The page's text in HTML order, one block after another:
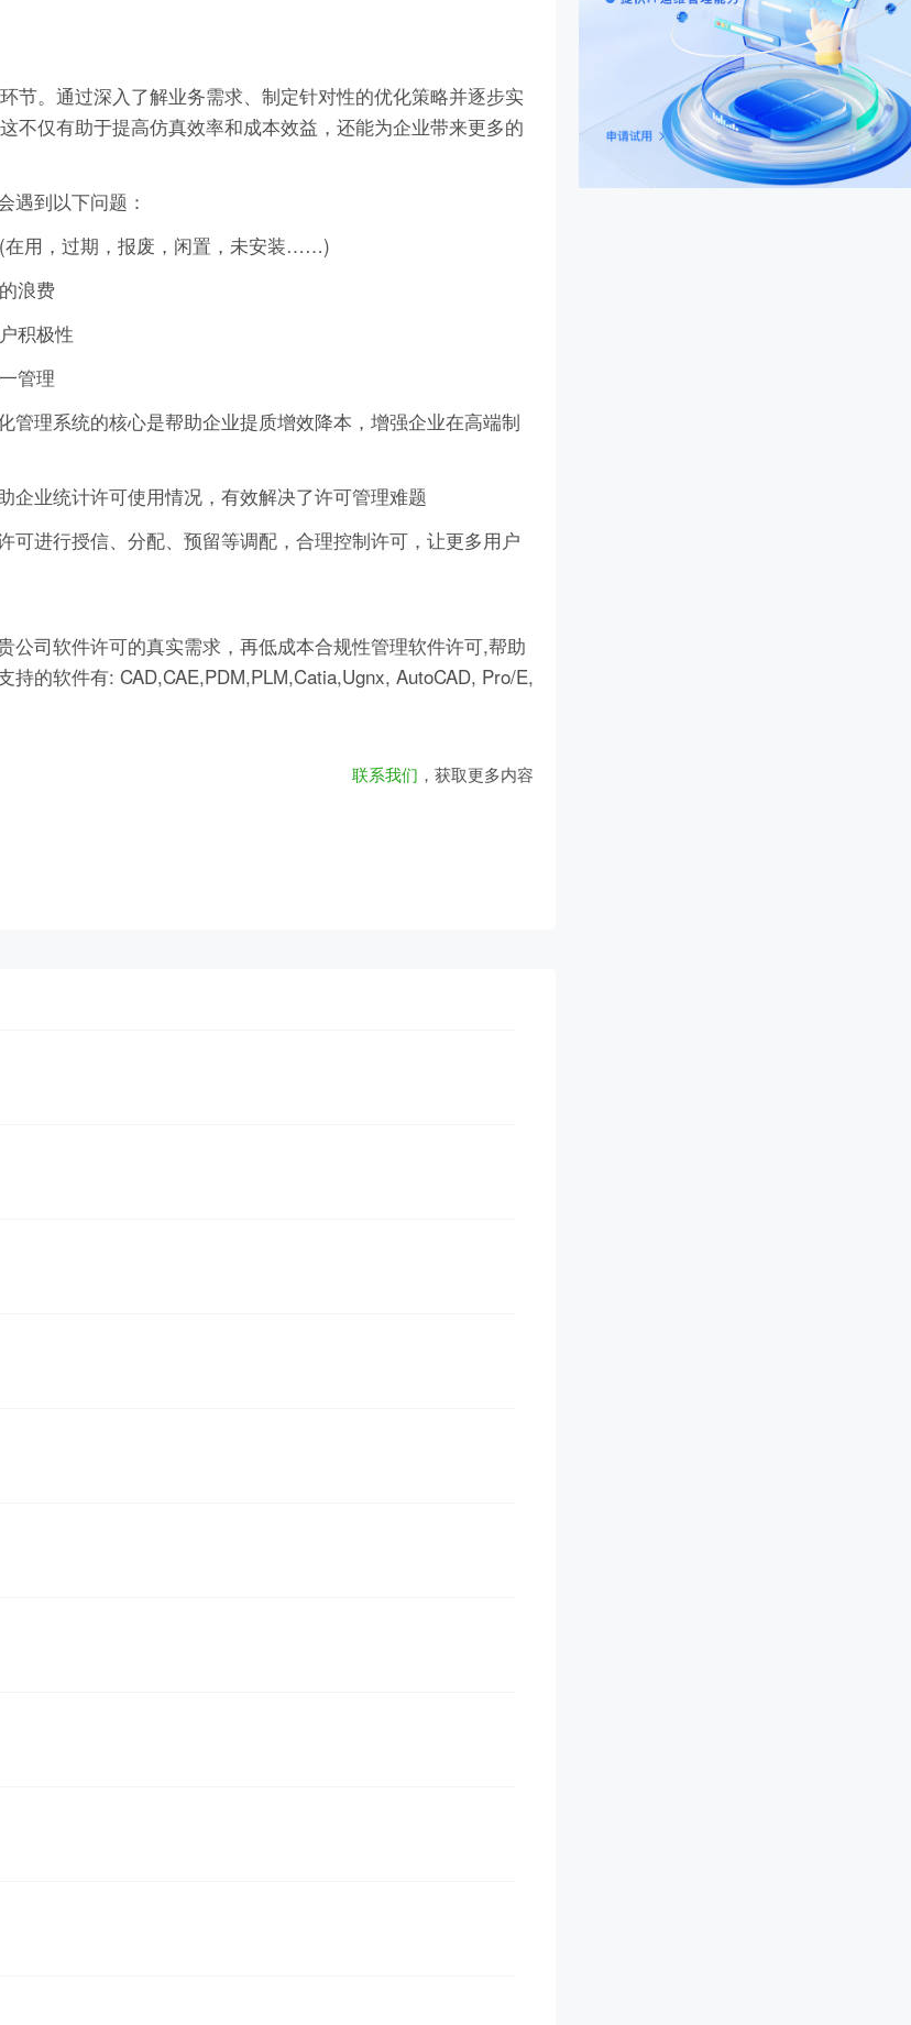
节。通过深入了解业务需求、制定针对性的优化策略并逐步实
不仅有助于提高仿真效率和成本效益，还能为企业带来更多的
遇到以下问题：
在用，过期，报废，闲置，未安装……)
浪费
积极性
管理
理系统的核心是帮助企业提质增效降本，增强企业在高端制
企业统计许可使用情况，有效解决了许可管理难题
进行授信、分配、预留等调配，合理控制许可，让更多用户
司软件许可的真实需求，再低成本合规性管理软件许可,帮助
的软件有: CAD,CAE,PDM,PLM,Catia,Ugnx, AutoCAD, Pro/E,
联系我们 ，获取更多内容